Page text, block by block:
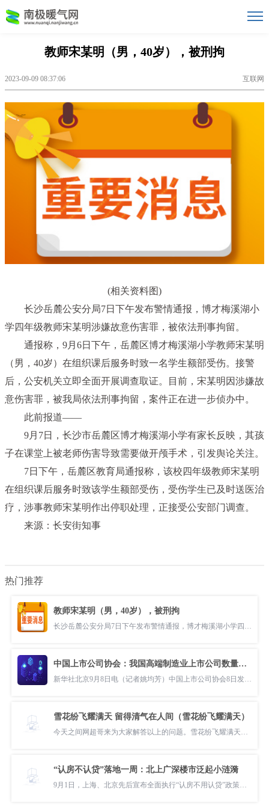
教师宋某明（男，40岁），被刑拘
2023-09-09 08:37:06 互联网
(相关资料图)
长沙岳麓公安分局7日下午发布警情通报，博才梅溪湖小
学四年级教师宋某明涉嫌故意伤害罪，被依法刑事拘留。
通报称，9月6日下午，岳麓区博才梅溪湖小学教师宋某明
（男，40岁）在组织课后服务时致一名学生额部受伤。接警
后，公安机关立即全面开展调查取证。目前，宋某明因涉嫌故
意伤害罪，被我局依法刑事拘留，案件正在进一步侦办中。
此前报道——
9月7日，长沙市岳麓区博才梅溪湖小学有家长反映，其孩
子在课堂上被老师伤害导致需要做开颅手术，引发舆论关注。
7日下午，岳麓区教育局通报称，该校四年级教师宋某明
在组织课后服务时致该学生额部受伤，受伤学生已及时送医治
疗，涉事教师宋某明作出停职处理，正接受公安部门调查。
来源：长安街知事
热门推荐
教师宋某明（男，40岁），被刑拘
长沙岳麓公安分局7日下午发布警情通报，博才梅溪湖小学四年级教师宋某
中国上市公司协会：我国高端制造业上市公司数量达到2021家
新华社北京9月8日电（记者姚均芳）中国上市公司协会8日发布的报告显示
雪花纷飞耀满天 留得清气在人间（雪花纷飞耀满天）
今天之间网超哥来为大家解答以上的问题。雪花纷飞耀满天留得清气在人间
“认房不认贷”落地一周：北上广深楼市泛起小涟漪
9月1日，上海、北京先后宣布全面执行“认房不用认贷”政策，至此北上广